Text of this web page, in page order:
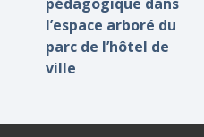
l’espace arboré du
parc de l’hôtel de
ville